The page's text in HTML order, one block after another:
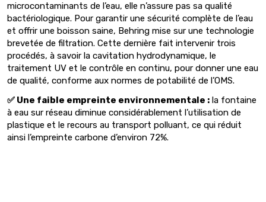
microcontaminants de l’eau, elle n’assure pas sa qualité
bactériologique. Pour garantir une sécurité complète de l’eau
et offrir une boisson saine, Behring mise sur une technologie
brevetée de filtration. Cette dernière fait intervenir trois
procédés, à savoir la cavitation hydrodynamique, le
traitement UV et le contrôle en continu, pour donner une eau
de qualité, conforme aux normes de potabilité de l’OMS.
✅ Une faible empreinte environnementale : la fontaine
à eau sur réseau diminue considérablement l’utilisation de
plastique et le recours au transport polluant, ce qui réduit
ainsi l’empreinte carbone d’environ 72%.